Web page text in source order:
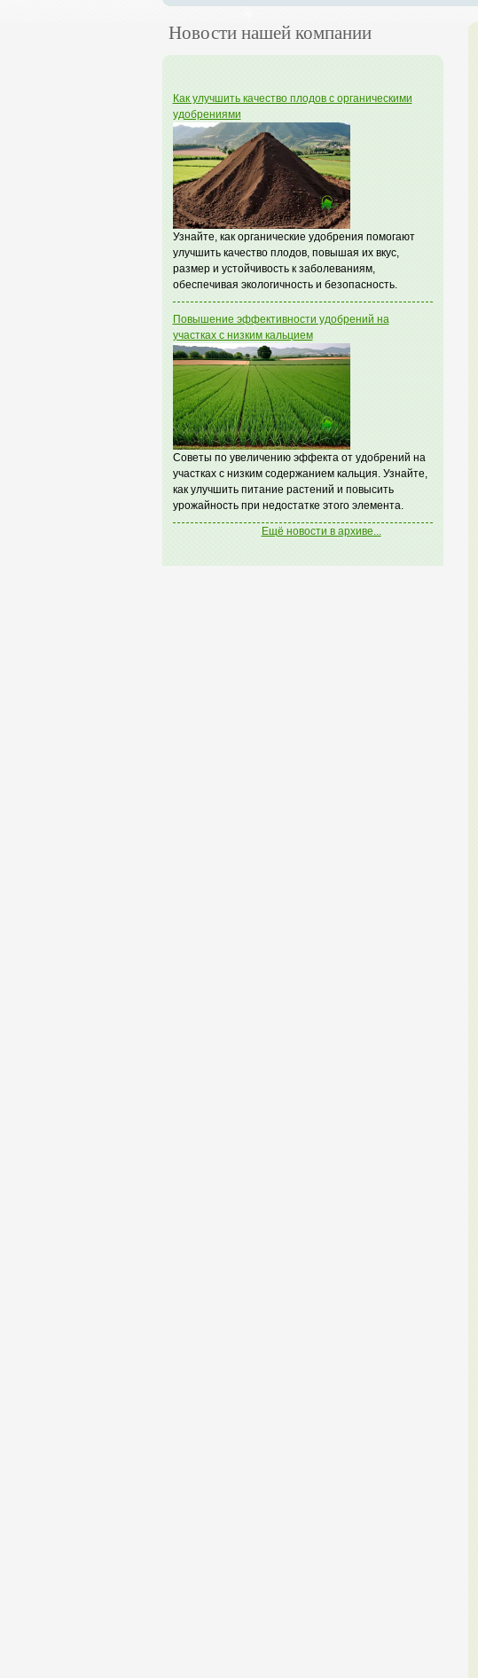
Новости нашей компании
Как улучшить качество плодов с органическими
удобрениями
Узнайте, как органические удобрения помогают
улучшить качество плодов, повышая их вкус,
размер и устойчивость к заболеваниям,
обеспечивая экологичность и безопасность.
Повышение эффективности удобрений на
участках с низким кальцием
Советы по увеличению эффекта от удобрений на
участках с низким содержанием кальция. Узнайте,
как улучшить питание растений и повысить
урожайность при недостатке этого элемента.
Ещё новости в архиве...